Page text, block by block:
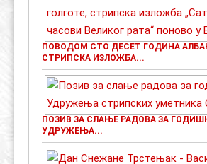
ПОВОДОМ СТО ДЕСЕТ ГОДИНА
СТРИПСКА ИЗЛОЖБА...
ПОЗИВ ЗА СЛАЊЕ РАДОВА ЗА
УДРУЖЕЊА...